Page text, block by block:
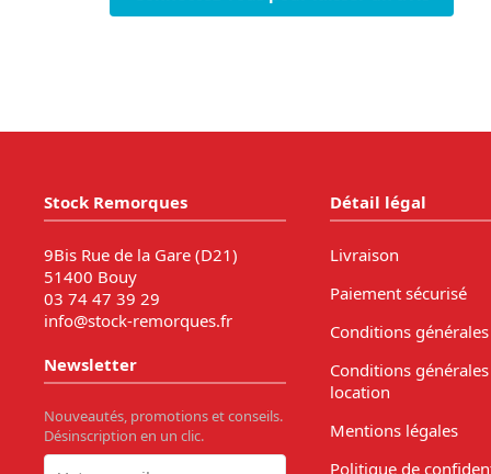
Stock Remorques
9Bis Rue de la Gare (D21)
51400 Bouy
03 74 47 39 29
info@stock-remorques.fr
Newsletter
Nouveautés, promotions et conseils.
Désinscription en un clic.
Détail légal
Livraison
Paiement sécurisé
Conditions
Conditions
location
Mentions légales
Politique de